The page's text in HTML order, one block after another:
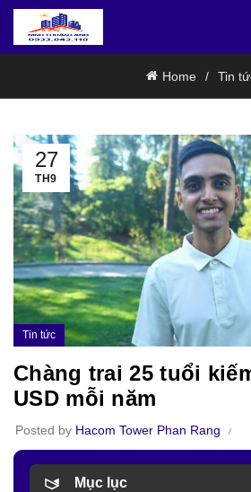
Home Tin
27
TH9
Tin tức
Chàng trai 25 tuổi
USD mỗi năm
Posted by Hacom Tower Phan Rang
Mục lục